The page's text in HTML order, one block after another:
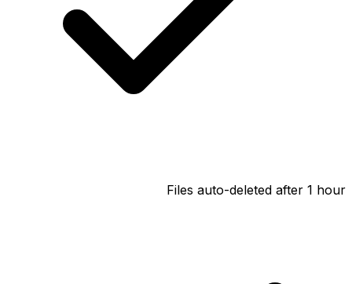
Files auto-deleted after 1 hour